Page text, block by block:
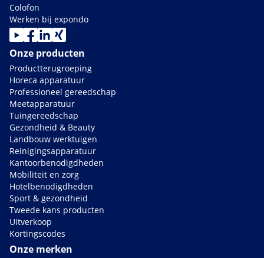
Colofon
Werken bij expondo
Onze producten
Productterugroeping
Horeca apparatuur
Professioneel gereedschap
Meetapparatuur
Tuingereedschap
Gezondheid & Beauty
Landbouw werktuigen
Reinigingsapparatuur
Kantoorbenodigdheden
Mobiliteit en zorg
Hotelbenodigdheden
Sport & gezondheid
Tweede kans producten
Uitverkoop
Kortingscodes
Onze merken